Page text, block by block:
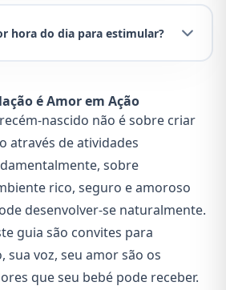
hora do dia para estimular?
é Amor em Ação
nascido não é sobre criar
através de atividades
sobre
rico, seguro e amoroso
desenvolver-se naturalmente.
guia são convites para
sua voz, seu amor são os
que seu bebé pode receber.